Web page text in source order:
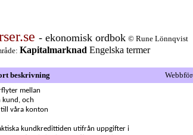
- ekonomisk ordbok © Rune Lönnqvist
Kapitalmarknad Engelska termer
beskrivning
mellan
kund, och
våra konton
kundkredittiden utifrån uppgifter i